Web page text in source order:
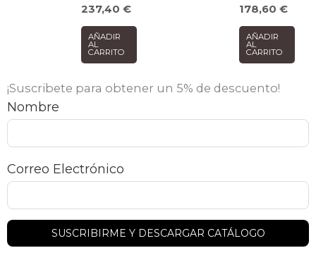
237,40€
AÑADIR
AL
CARRITO
178,60€
AÑADIR
AL
CARRITO
¡Suscribete para obtener un 5% de descuento!
Nombre
Correo Electrónico